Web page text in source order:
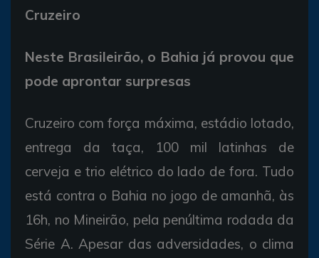
Cruzeiro
Neste Brasileirão, o Bahia já provou que
pode aprontar surpresas
Cruzeiro com força máxima, estádio lotado,
entrega da taça, 100 mil latinhas de
cerveja e trio elétrico do lado de fora. Tudo
está contra o Bahia no jogo de amanhã, às
16h, no Mineirão, pela penúltima rodada da
Série A. Apesar das adversidades, o clima